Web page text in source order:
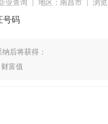
业查询 地区：南昌市 浏览
号码
后将获得：
财富值